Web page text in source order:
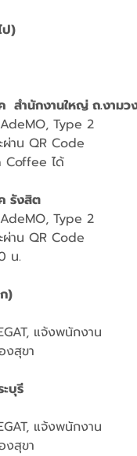
ป)
สำนักงานใหญ่ ถ.งาม
Type 2
ะผ่าน QR Code
Coffee ได้
รังสิต
Type 2
ะผ่าน QR Code
น.
)
แจ้งพนักงาน
งสุขา
บุรี
แจ้งพนักงาน
งสุขา